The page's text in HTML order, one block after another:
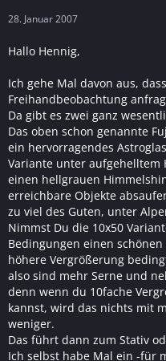
28. Januar 2007
Hallo Hennig,
Ich gehe Mal davon aus,
Freihandbeobachtung
Da gibt es zwei ganz
Das oben schon genannte
ein hervorragendes
Variante unter aufgehelltem
einen hellgrauen
erreichbare Objekte
zu viel des Guten, unter
Nimmst Du die 10x50
Bedingungen einen
höhere Vergrößerung
also sind mehr Serne und
denn wenn du 10fache
kannst, wird das nichts mit
weniger.
Das führt dann zum Stativ
Ich selbst habe Mal ein -für